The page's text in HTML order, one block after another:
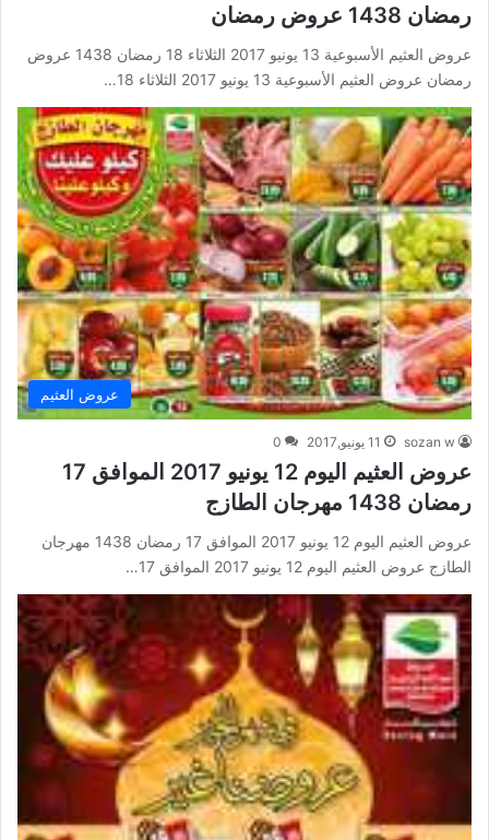
رمضان 1438 عروض رمضان
عروض العثيم الأسبوعية 13 يونيو 2017 الثلاثاء 18 رمضان 1438 عروض
رمضان عروض العثيم الأسبوعية 13 يونيو 2017 الثلاثاء 18…
عروض العثيم
sozan w 11 يونيو,2017 0
عروض العثيم اليوم 12 يونيو 2017 الموافق 17
رمضان 1438 مهرجان الطازج
عروض العثيم اليوم 12 يونيو 2017 الموافق 17 رمضان 1438 مهرجان
الطازج عروض العثيم اليوم 12 يونيو 2017 الموافق 17…